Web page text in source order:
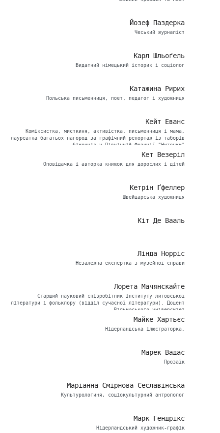
Йозеф Паздерка
Чеський журналіст
Карл Шльоґель
Видатний німецький історик і соціолог
Катажина Ририх
Польська письменниця, поет, педагог і художниця
Кейт Еванс
Коміксистка, мисткиня, активістка, письменниця і мама,
лауреатка багатьох нагород за графічний репортаж із таборів
біженців у Північній Франції "Ниточки"
Кет Везеріл
Оповідачка і авторка книжок для дорослих і дітей
Кетрін Ґфеллер
Швейцарська художниця
Кіт Де Вааль
Лінда Норріс
Незалежна експертка з музейної справи
Лорета Мачянскайте
Старший науковий співробітник Інституту литовської
літератури і фольклору (відділ сучасної літератури). Доцент
Вільнюського університет
Майке Хартьєс
Нідерландська ілюстраторка.
Марек Вадас
Прозаїк
Маріанна Смірнова-Сеславінська
Культурологиня, соціокультурний антрополог
Марк Гендрікс
Нідерландський художник-графік